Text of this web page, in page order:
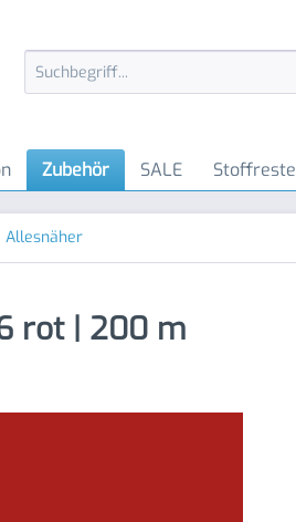
Zubehör SALE Stoffreste
Allesnäher
rot | 200 m